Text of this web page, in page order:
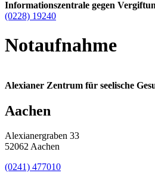
Informationszentrale gegen
(0228) 19240
Notaufnahme
Alexianer Zentrum für seelische
Aachen
Alexianergraben 33
52062 Aachen
(0241) 477010